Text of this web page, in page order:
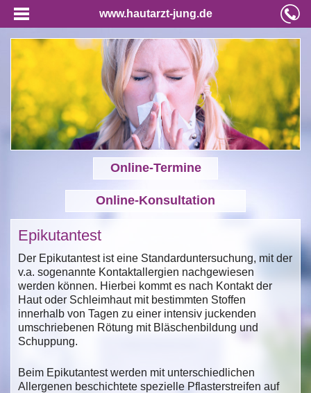
www.hautarzt-jung.de
Online-Termine
Online-Konsultation
Epikutantest
Der Epikutantest ist eine Standarduntersuchung, mit der
v.a. sogenannte Kontaktallergien nachgewiesen
werden können. Hierbei kommt es nach Kontakt der
Haut oder Schleimhaut mit bestimmten Stoffen
innerhalb von Tagen zu einer intensiv juckenden
umschriebenen Rötung mit Bläschenbildung und
Schuppung.
Beim Epikutantest werden mit unterschiedlichen
Allergenen beschichtete spezielle Pflasterstreifen auf